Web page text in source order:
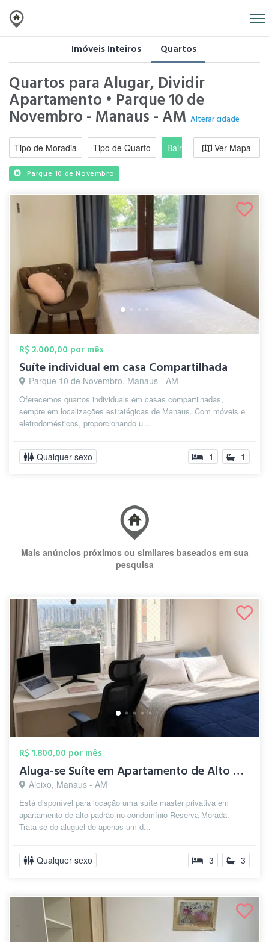
Imóveis Inteiros Quartos
Quartos para Alugar, Dividir
Apartamento • Parque 10 de
Novembro - Manaus - AM Alterar cidade
Tipo de Moradia Tipo de Quarto Bairro / RegiãoVer Mapa
Parque 10 de Novembro
R$ 2.000,00 por mês
Suíte individual em casa Compartilhada
Parque 10 de Novembro, Manaus - AM
Oferecemos quartos individuais em casas compartilhadas,
sempre em localizações estratégicas de Manaus. Com móveis e
eletrodomésticos, proporcionando u...
Qualquer sexo 1 1
Mais anúncios próximos ou similares baseados em sua
pesquisa
R$ 1.800,00 por mês
Aluga-se Suíte em Apartamento de Alto Pa...
Aleixo, Manaus - AM
Está disponível para locação uma suíte master privativa em
apartamento de alto padrão no condomínio Reserva Morada.
Trata-se do aluguel de apenas um d...
Qualquer sexo 3 3